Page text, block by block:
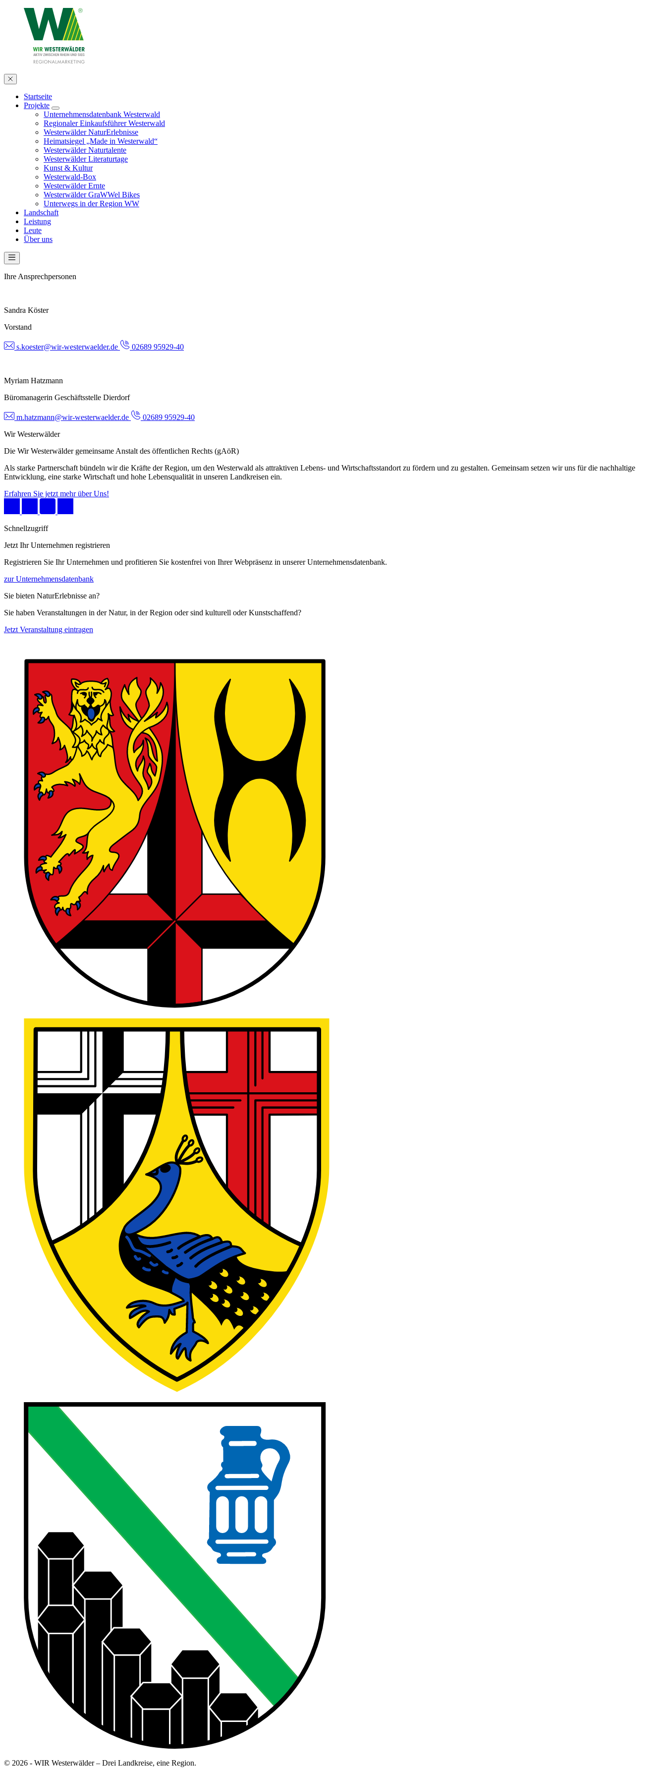
Startseite
Projekte
Unternehmensdatenbank Westerwald
Regionaler Einkaufsführer Westerwald
Westerwälder NaturErlebnisse
Heimatsiegel „Made in Westerwald“
Westerwälder Naturtalente
Westerwälder Literaturtage
Kunst & Kultur
Westerwald-Box
Westerwälder Ernte
Westerwälder GraWWel Bikes
Unterwegs in der Region WW
Landschaft
Leistung
Leute
Über uns
Ihre Ansprechpersonen
Sandra Köster
Vorstand
s.koester@wir-westerwaelder.de 02689 95929-40
Myriam Hatzmann
Büromanagerin Geschäftsstelle Dierdorf
m.hatzmann@wir-westerwaelder.de
02689 95929-40
Wir Westerwälder
Die Wir Westerwälder gemeinsame Anstalt des öffentlichen Rechts (gAöR)
Als starke Partnerschaft bündeln wir die Kräfte der Region, um den Westerwald als attraktiven Lebens- und Wirtschaftsstandort zu fördern und zu gestalten. Gemeinsam setzen wir uns für die nachhaltige
Entwicklung, eine starke Wirtschaft und hohe Lebensqualität in unseren Landkreisen ein.
Erfahren Sie jetzt mehr über Uns!
Schnellzugriff
Jetzt Ihr Unternehmen registrieren
Registrieren Sie Ihr Unternehmen und profitieren Sie kostenfrei von Ihrer Webpräsenz in unserer Unternehmensdatenbank.
zur Unternehmensdatenbank
Sie bieten NaturErlebnisse an?
Sie haben Veranstaltungen in der Natur, in der Region oder sind kulturell oder Kunstschaffend?
Jetzt Veranstaltung eintragen
© 2026 - WIR Westerwälder – Drei Landkreise, eine Region.